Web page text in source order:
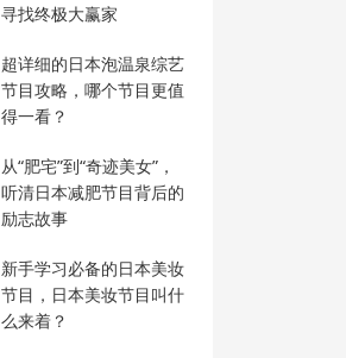
寻找终极大赢家
超详细的日本泡温泉综艺
节目攻略，哪个节目更值
得一看？
从“肥宅”到“奇迹美女”，
听清日本减肥节目背后的
励志故事
新手学习必备的日本美妆
节目，日本美妆节目叫什
么来着？